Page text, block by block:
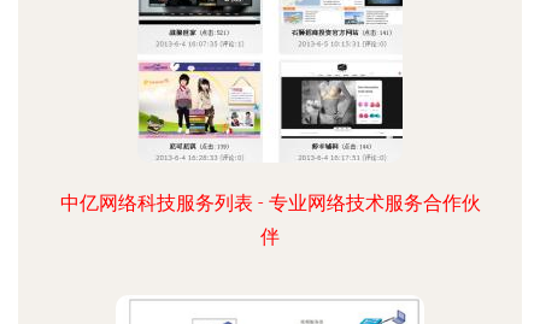
中亿网络科技服务列表 - 专业网络技术服务合作伙
伴